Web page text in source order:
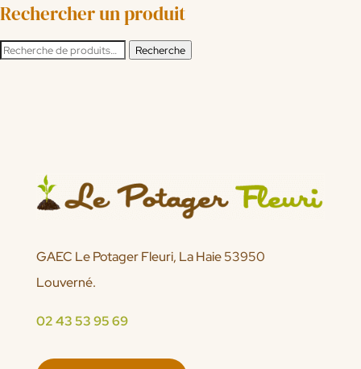
Rechercher un produit
Recherche
Recherche
GAEC Le Potager Fleuri, La Haie 53950
Louverné.
02 43 53 95 69